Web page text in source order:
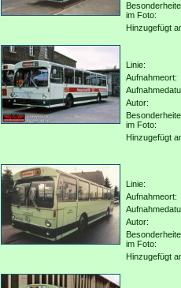
im Foto:
Hinzugefügt
Linie:
Aufnahmeort:
Autor:
im Foto:
Hinzugefügt
Linie:
Aufnahmeort:
Autor:
im Foto:
Hinzugefügt